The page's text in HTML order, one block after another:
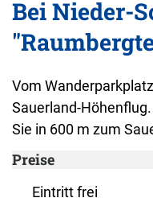
Bei Nieder-
Vom
Sauerland-
Sie in 600 m zum
Preise
Eintritt frei